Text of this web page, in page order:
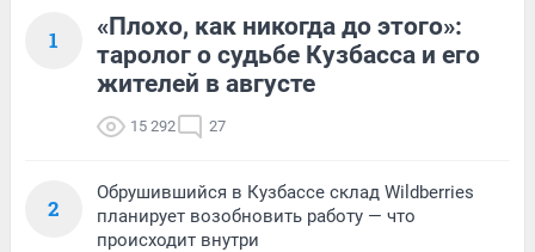
1
«Плохо, как никогда до этого»:
таролог о судьбе Кузбасса и его
жителей в августе
15 292 27
2
Обрушившийся в Кузбассе склад Wildberries
планирует возобновить работу — что
происходит внутри